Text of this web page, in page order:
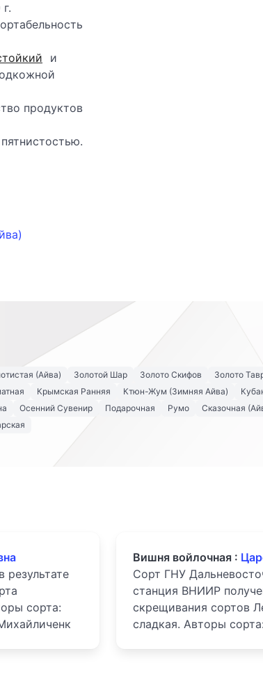
и
продуктов
(Айва) Золотой Шар Золото Скифов Золото
Крымская Ранняя Ктюн-Жум (Зимняя Айва)
Осенний Сувенир Подарочная Румо Сказочная
сорта:
Вишня войлочная :
Сорт ГНУ
станция ВНИИР
скрещивания сортов
сладкая. Авторы